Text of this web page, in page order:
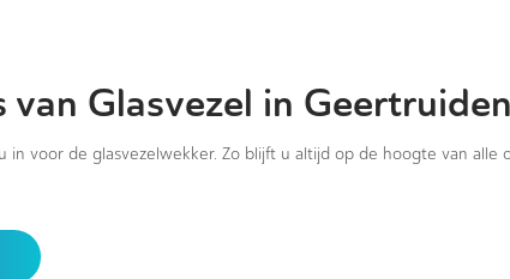
van Glasvezel in
in voor de glasvezelwekker. Zo blijft u altijd op de hoogte van alle